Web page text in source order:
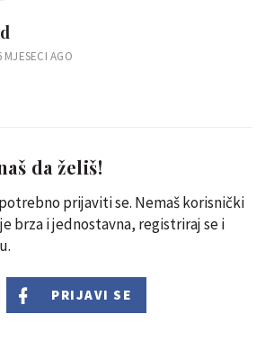
AGO
da želiš!
prijaviti se. Nemaš korisnički
brza i jednostavna, registriraj se i
PRIJAVI SE